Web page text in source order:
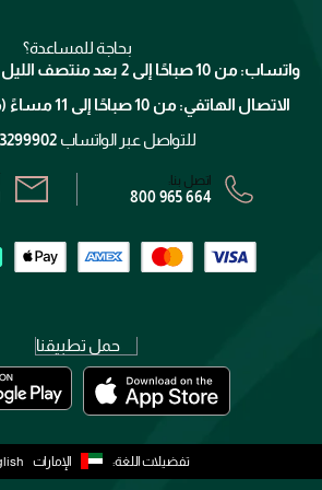
الإرجاع
برنامج الولاء ميوز
الشروط و الأحكام
سياسة الخصوصية
بحاجة للمساعدة؟
واتساب: من 10 صباحًا إلى 2 بعد منتصف الليل (من الإثنين إلى الأحد)
الاتصال الهاتفي: من 10 صباحًا إلى 11 مساءً (من الإثنين إلى الأحد)
للتواصل عبر الواتساب
اتصل بنا:
800 965 664
حمل تطبيقنا
تفضيلات اللغة: الإمارات